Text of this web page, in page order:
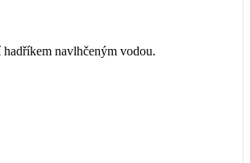
navlhčeným vodou.